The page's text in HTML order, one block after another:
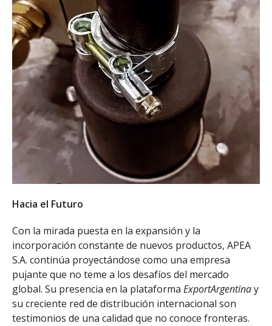
Hacia el Futuro
Con la mirada puesta en la expansión y la
incorporación constante de nuevos productos, APEA
S.A. continúa proyectándose como una empresa
pujante que no teme a los desafíos del mercado
global. Su presencia en la plataforma ExportArgentinay
su creciente red de distribución internacional son
testimonios de una calidad que no conoce fronteras.